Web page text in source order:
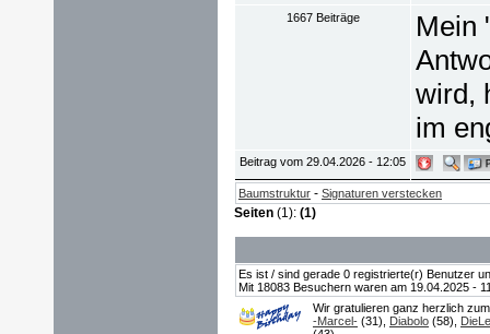
1667 Beiträge
Mein
wird,
im
Beitrag vom 29.04.2026 - 12:05
Baumstruktur - Signaturen verstecken
Seiten (1): (1)
Es ist / sind gerade 0 registrierte(r) Benutzer
Mit 18083 Besuchern waren am 19.04.2025 -
Wir gratulieren ganz herzlich
-Marcel- (31), Diabolo (58),